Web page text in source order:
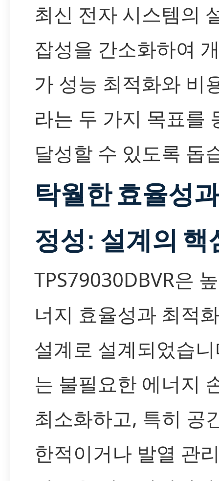
최신 전자 시스템의
잡성을 간소화하여
가 성능 최적화와 비
라는 두 가지 목표를
달성할 수 있도록 돕
탁월한 효율성
정성: 설계의 핵
TPS79030DBVR은
너지 효율성과 최적
설계로 설계되었습
는 불필요한 에너지
최소화하고, 특히 공
한적이거나 발열 관